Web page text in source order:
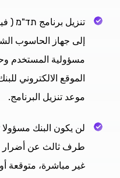
تنزيل برنامج תד"מ (
إلى جهاز الحاسوب
مسؤولية المستخدم
موعد تنزيل البرنامج.
لن يكون البنك
طرف ثالث عن أضرار
غير مباشرة، متوقعة